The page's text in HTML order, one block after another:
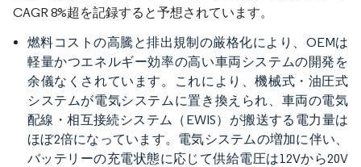
CAGR 8%超を記録すると予想されています。
燃料コストの高騰と排出規制の厳格化により、OEMは
軽量かつエネルギー効率の高い車両システムの開発を
余儀なくされています。これにより、機械式・油圧式
システムが電気システムに置き換えられ、車両の電気
配線・相互接続システム（EWIS）が搬送する電力量は
ほぼ2倍になっています。電気システムの増加に伴い、
バッテリーの充電状態に応じて供給電圧は12Vから20V